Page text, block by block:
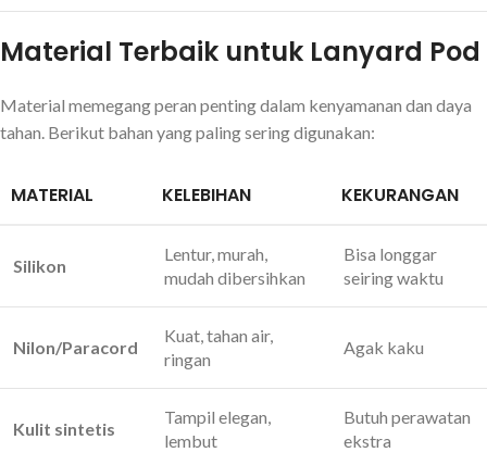
Material Terbaik untuk Lanyard Pod
Material memegang peran penting dalam kenyamanan dan daya
tahan. Berikut bahan yang paling sering digunakan:
MATERIAL KELEBIHAN KEKURANGAN
Silikon
Lentur, murah,
mudah dibersihkan
Bisa longgar
seiring waktu
Nilon/Paracord
Kuat, tahan air,
ringan
Agak kaku
Kulit sintetis
Tampil elegan,
lembut
Butuh perawatan
ekstra